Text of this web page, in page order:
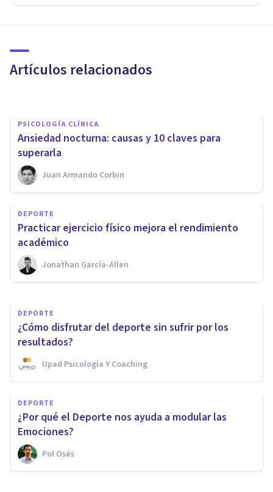
Artículos relacionados
Los 4 beneficios de la
bienestar psicológico
PSICOLOGÍA CLÍNICA
Ansiedad nocturna: causas y 10 claves para
superarla
Juan Armando Corbin
DEPORTE
​Practicar ejercicio físico mejora el rendimiento
académico
Jonathan García-Allen
DEPORTE
¿Cómo nos afecta
psicológicamente el exceso de
ejercicio?
Nahum Montagud Rubio
DEPORTE
¿Cómo disfrutar del deporte sin sufrir por los
resultados?
Upad Psicología Y Coaching
DEPORTE
¿Por qué el Deporte nos ayuda a modular las
Emociones?
Pol Osés